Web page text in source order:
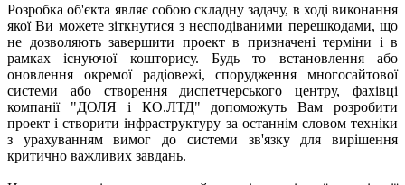
Розробка об'єкта являє собою складну задачу, в ході виконання
якої Ви можете зіткнутися з несподіваними перешкодами, що
не дозволяють завершити проект в призначені терміни і в
рамках існуючої кошторису. Будь то встановлення або
оновлення окремої радіовежі, спорудження многосайтової
системи або створення диспетчерського центру, фахівці
компанії "ДОЛЯ і КО.ЛТД" допоможуть Вам розробити
проект і створити інфраструктуру за останнім словом техніки
з урахуванням вимог до системи зв'язку для вирішення
критично важливих завдань.